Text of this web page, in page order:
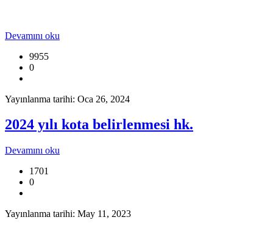
Devamını oku
9955
0
Yayınlanma tarihi: Oca 26, 2024
2024 yılı kota belirlenmesi hk.
Devamını oku
1701
0
Yayınlanma tarihi: May 11, 2023